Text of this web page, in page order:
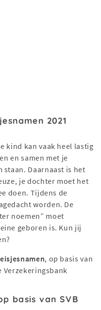
2021
kind kan vaak heel lastig
en samen met je
staan. Daarnaast is het
je dochter moet het
doen. Tijdens de
worden. De
noemen” moet
geboren is. Kun jij
, op basis van
Verzekeringsbank
basis van SVB